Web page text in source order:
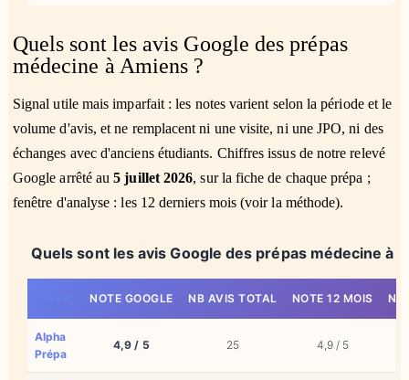
Quels sont les avis Google des prépas
médecine à Amiens ?
Signal utile mais imparfait : les notes varient selon la période et le
volume d'avis, et ne remplacent ni une visite, ni une JPO, ni des
échanges avec d'anciens étudiants. Chiffres issus de notre relevé
Google arrêté au5 juillet 2026, sur la fiche de chaque prépa ;
fenêtre d'analyse : les 12 derniers mois (voir la méthode).
Quels sont les avis Google des prépas médecine à
NOTE GOOGLE NB AVIS TOTAL NOTE 12 MOIS NB
Alpha
Prépa
4,9 / 5 25 4,9 / 5